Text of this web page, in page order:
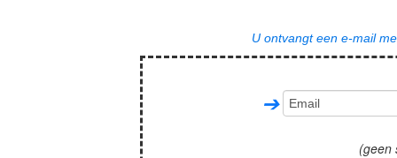
U ontvangt een e-mail
➔
(geen